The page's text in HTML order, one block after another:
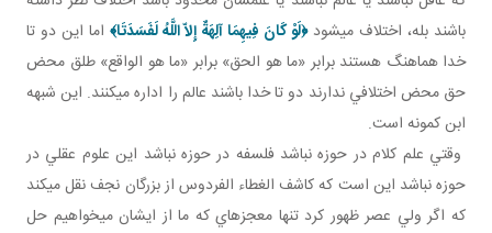
باشند بله، اختلاف مي شود﴿لَوْ كَانَ فِيهِمَا آلِهَةٌ إِلاّ اللَّهُ لَفَسَدَتَا﴾ اما اين دو تا
خدا هماهنگ هستند برابر «ما هو الحق» برابر «ما هو الواقع» طلق محض
حق محض اختلافي ندارند دو تا خدا باشند عالم را اداره می­کنند. اين شبهه
ابن کمونه است.
وقتي علم کلام در حوزه نباشد فلسفه در حوزه نباشد اين علوم عقلي در
حوزه نباشد اين است که کاشف الغطاء الفردوس از بزرگان نجف نقل مي کند
که اگر ولي عصر ظهور کرد تنها معجزه اي که ما از ايشان مي خواهيم حل